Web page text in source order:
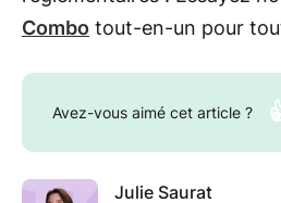
Combo tout-en-un pour
Avez-vous aimé cet article ?
Julie Saurat